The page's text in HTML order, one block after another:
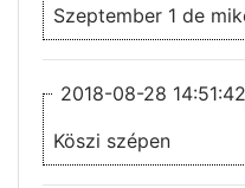
Szeptember 1 de
2018-08-28
Köszi szépen